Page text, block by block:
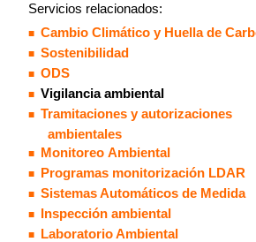
Servicios relacionados:
Cambio Climático y Huella de
Sostenibilidad
ODS
Vigilancia ambiental
Tramitaciones y autorizaciones
ambientales
Monitoreo Ambiental
Programas monitorización LDAR
Sistemas Automáticos de Medida
Inspección ambiental
Laboratorio Ambiental